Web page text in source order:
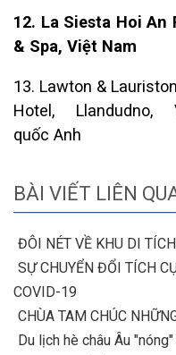
12. La Siesta Hoi An
& Spa, Việt Nam
13. Lawton &
Hotel, Llandudno,
quốc Anh
BÀI VIẾT LIÊN
ĐÔI NÉT VỀ KHU DI
SỰ CHUYỂN ĐỔI TÍCH
COVID-19
CHÙA TAM CHÚC
Du lịch hè châu Âu